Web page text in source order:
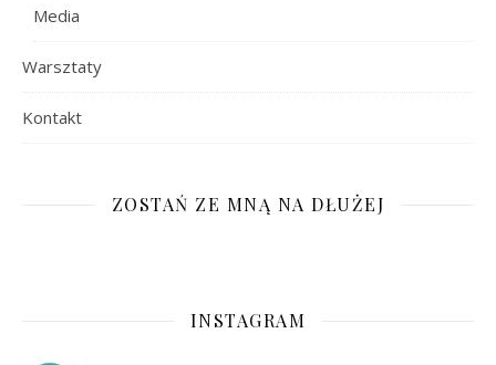
Media
Warsztaty
Kontakt
ZOSTAŃ ZE MNĄ NA DŁUŻEJ
INSTAGRAM